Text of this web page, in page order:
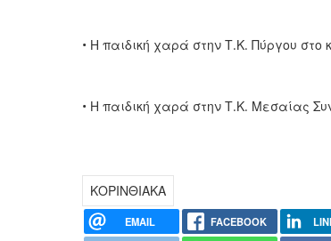
• Η παιδική χαρά στην Τ.Κ. Πύργου στο
• Η παιδική χαρά στην Τ.Κ. Μεσαίας
ΚΟΡΙΝΘΙΑΚΑ
EMAIL FACEBOOK